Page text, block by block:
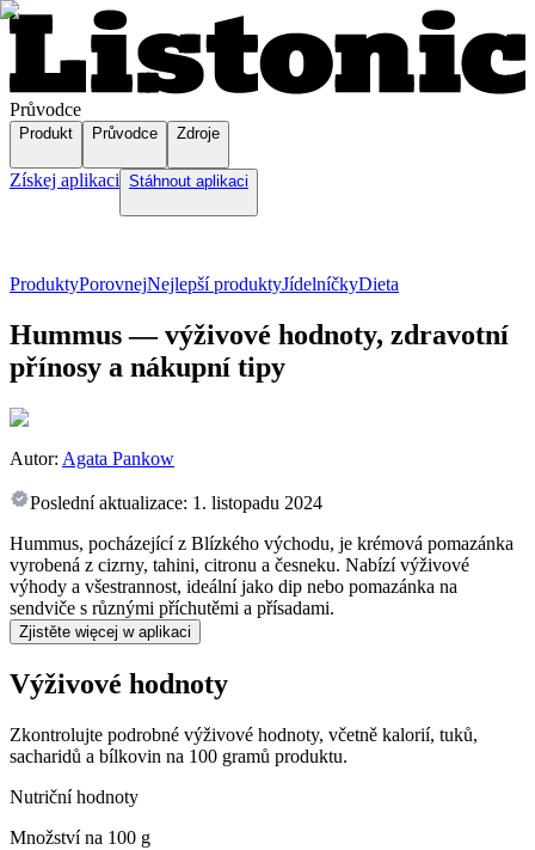
Průvodce
Produkt Průvodce Zdroje
Získej aplikaci Stáhnout aplikaci
ProduktyPorovnejNejlepší produktyJídelníčkyDieta
Hummus — výživové hodnoty, zdravotní
přínosy a nákupní tipy
Autor: Agata Pankow
Poslední aktualizace: 1. listopadu 2024
Hummus, pocházející z Blízkého východu, je krémová pomazánka
vyrobená z cizrny, tahini, citronu a česneku. Nabízí výživové
výhody a všestrannost, ideální jako dip nebo pomazánka na
sendviče s různými příchutěmi a přísadami.
Zjistěte więcej w aplikaci
Výživové hodnoty
Zkontrolujte podrobné výživové hodnoty, včetně kalorií, tuků,
sacharidů a bílkovin na 100 gramů produktu.
Nutriční hodnoty
Množství na 100 g